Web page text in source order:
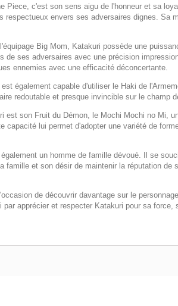
Piece, c'est son sens aigu de l'honneur et sa
respectueux envers ses adversaires dignes.
Big Mom, Katakuri possède une
de ses adversaires avec une précision
ennemies avec une efficacité déconcertante.
également capable d'utiliser le Haki de
redoutable et presque invincible sur le
est son Fruit du Démon, le Mochi Mochi no Mi,
lui permet d'adopter une variété de
un homme de famille dévoué. Il se
famille et son désir de maintenir la réputation
de découvrir davantage sur le
apprécier et respecter Katakuri pour sa force,